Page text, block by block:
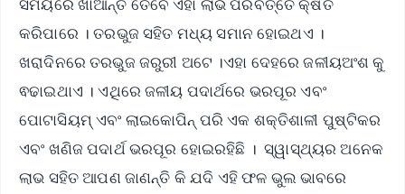
ସମୟରେ ଖାଆନ୍ତି ତେବେ ଏହା ଲାଭ ପରିବର୍ତ୍ତେ କ୍ଷତି
କରିପାରେ । ତରଭୁଜ ସହିତ ମଧ୍ୟ ସମାନ ହୋଇଥଏ ।
ଖରାଦିନରେ ତରଭୁଜ ଜରୁରୀ ଅଟେ ।ଏହା ଦେହରେ ଜଳୀୟଅଂଶ କୁ
ଵଢାଇଥାଏ । ଏଥିରେ ଜଳୀୟ ପଦାର୍ଥରେ ଭରପୂର ଏବଂ
ପୋଟାସିୟମ୍ ଏବଂ ଲାଇକୋପିନ୍ ପରି ଏକ ଶକ୍ତିଶାଳୀ ପୁଷ୍ଟିକର
ଏବଂ ଖଣିଜ ପଦାର୍ଥ ଭରପୂର ହୋଇରହିଛି । ସ୍ୱାସ୍ଥ୍ୟର ଅନେକ
ଲାଭ ସହିତ ଆପଣ ଜାଣନ୍ତି କି ଯଦି ଏହି ଫଳ ଭୁଲ ଭାବରେ